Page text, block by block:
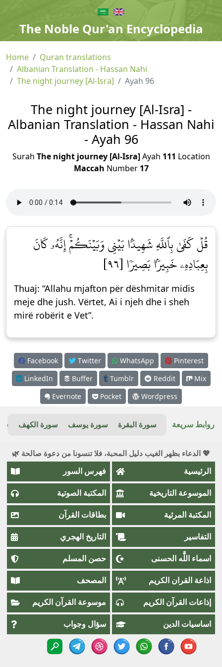
The Noble Qur'an Encyclopedia
Home
Quran translations
Albanian Translation - Hassan Nahi
The night journey [Al-Isra]
Ayah 96
The night journey [Al-Isra] -
Albanian Translation - Hassan Nahi
- Ayah 96
Surah The night journey [Al-Isra]Ayah 111 Location
Maccah Number 17
قُلۡ كَفَىٰ بِٱللَّهِ شَهِيدَۢا بَيۡنِي وَبَيۡنَكُمۡۚ إِنَّهُۥ كَانَ
بِعِبَادِهِۦ خَبِيرَۢا بَصِيرٗا [٩٦]
Thuaj: “Allahu mjafton për dëshmitar midis
meje dhe jush. Vërtet, Ai i njeh dhe i sheh
mirë robërit e Vet”.
Facebook Twitter WhatsApp
Pinterest
LinkedIn
Buffer Tumblr Reddit
Mix
Evernote
Pocket Wordpress
روابط سريعة سورة البقرة سورة يوسف سورة الكهف
💖 الدعاء بظهر الغيب دليل المحبة، فلا تنسونا من دعوة صالحة 🌿
الرئيسية فهرس السور
الموسوعة التاريخية المكتبة الصوتية
المكتبة المرئية بطاقات القرآن
التفاسير التاريخ الهجري
اسماء اللَّٰه الحسنى حصن المسلم
اذاعة القران الكريم المصحف
إذاعات القرآن الكريم موسوعة القرآن الكريم
اساسيات الدين سؤال وجواب